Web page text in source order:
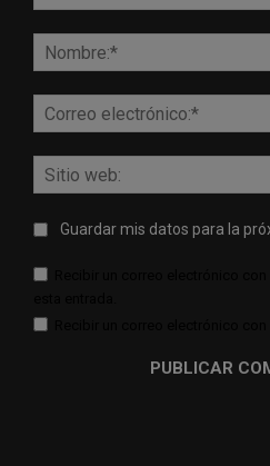
Guardar mis datos para la